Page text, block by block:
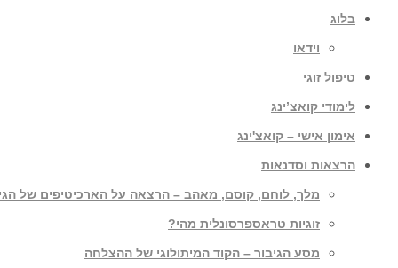
בלוג
וידאו
טיפול זוגי
לימודי קואצ’ינג
אימון אישי – קואצ'ינג
הרצאות וסדנאות
מלך, לוחם, קוסם, מאהב – הרצאה על הארכיטיפים של
זוגיות טראספרסונלית מהי?
מסע הגיבור – הקוד המיתולוגי של ההצלחה